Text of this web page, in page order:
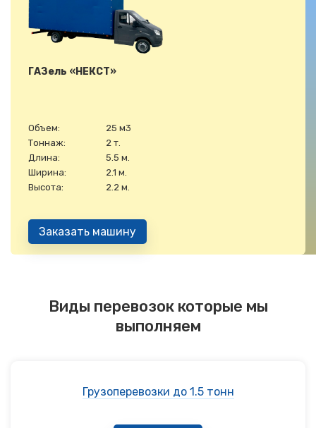
ГАЗель «НЕКСТ»
Объем:
25 м3
Тоннаж:
2 т.
Длина:
5.5 м.
Ширина:
2.1 м.
Высота:
2.2 м.
Заказать машину
Виды перевозок которые мы
выполняем
Грузоперевозки до 1.5 тонн